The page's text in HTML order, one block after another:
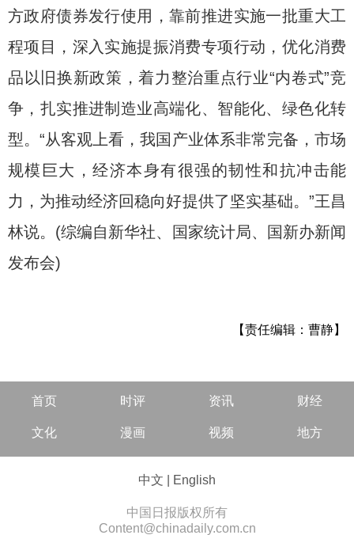
方政府债券发行使用，靠前推进实施一批重大工
程项目，深入实施提振消费专项行动，优化消费
品以旧换新政策，着力整治重点行业“内卷式”竞
争，扎实推进制造业高端化、智能化、绿色化转
型。“从客观上看，我国产业体系非常完备，市场
规模巨大，经济本身有很强的韧性和抗冲击能
力，为推动经济回稳向好提供了坚实基础。”王昌
林说。(综编自新华社、国家统计局、国新办新闻
发布会)
【责任编辑：曹静】
首页 时评 资讯 财经
文化 漫画 视频 地方
中文 English
中国日报版权所有
Content@chinadaily.com.cn